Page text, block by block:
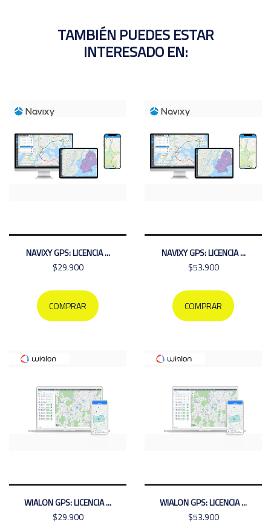
TAMBIÉN PUEDES ESTAR
INTERESADO EN:
NAVIXY GPS: LICENCIA ...
$29.900
COMPRAR
NAVIXY GPS: LICENCIA ...
$53.900
COMPRAR
WIALON GPS: LICENCIA ...
$29.900
WIALON GPS: LICENCIA ...
$53.900